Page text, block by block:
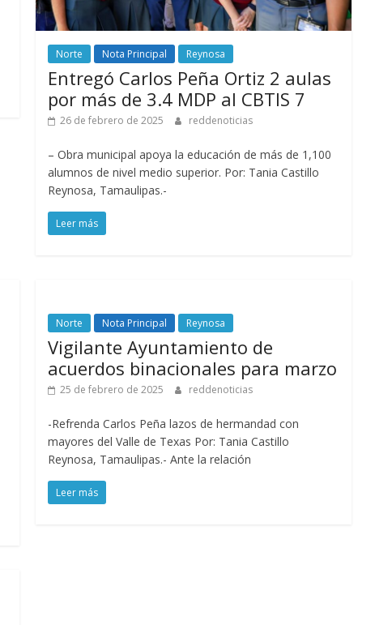
Norte Nota Principal Reynosa
Entregó Carlos Peña Ortiz 2 aulas
por más de 3.4 MDP al CBTIS 7
26 de febrero de 2025 reddenoticias
– Obra municipal apoya la educación de más de 1,100
alumnos de nivel medio superior. Por: Tania Castillo
Reynosa, Tamaulipas.-
Leer más
Norte Nota Principal Reynosa
Vigilante Ayuntamiento de
acuerdos binacionales para marzo
25 de febrero de 2025 reddenoticias
-Refrenda Carlos Peña lazos de hermandad con
mayores del Valle de Texas Por: Tania Castillo
Reynosa, Tamaulipas.- Ante la relación
Leer más